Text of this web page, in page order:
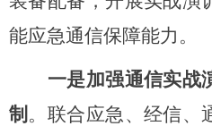
能应急通信保障能力。
一是加强通信实战
制 。联合应急、经信、